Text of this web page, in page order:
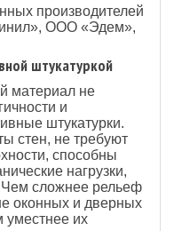
производителей
ООО «Эдем»,
штукатуркой
материал не
и
штукатурки.
стен, не требуют
способны
нагрузки,
Чем сложнее рельеф
оконных и дверных
уместнее их